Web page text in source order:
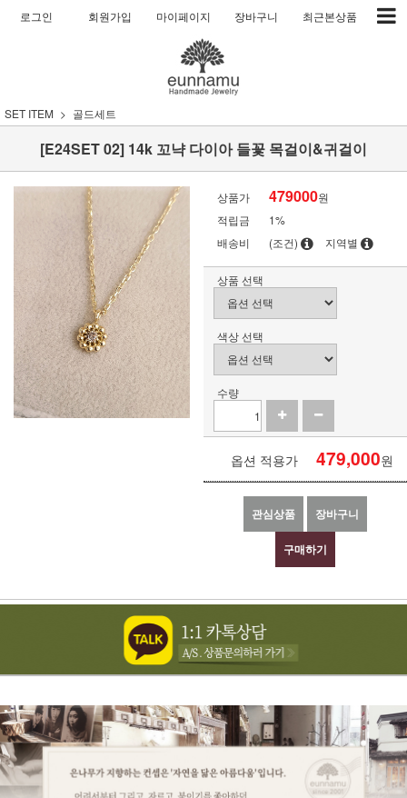
로그인 회원가입 마이페이지 장바구니 최근본상품
SET ITEM 골드세트
[E24SET 02] 14k 꼬냑 다이아 들꽃 목걸이&귀걸이
상품가 479000원
적립금
1%
배송비
(조건) 지역별
상품 선택
색상 선택
수량
옵션 적용가 479,000원
관심상품 장바구니
구매하기